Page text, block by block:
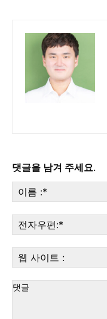
댓글을 남겨 주세요.